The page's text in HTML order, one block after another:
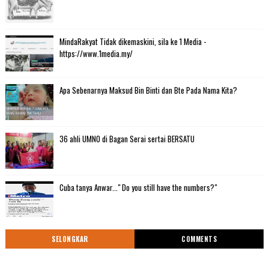
MindaRakyat Tidak dikemaskini, sila ke 1 Media -
https://www.1media.my/
Apa Sebenarnya Maksud Bin Binti dan Bte Pada Nama Kita?
36 ahli UMNO di Bagan Serai sertai BERSATU
Cuba tanya Anwar..." Do you still have the numbers?"
SELONGKAR COMMENTS